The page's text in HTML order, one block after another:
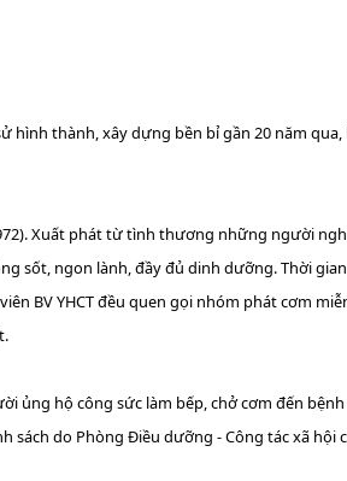
hình thành, xây dựng bền bỉ gần 20 năm
Xuất phát từ tình thương những người
sốt, ngon lành, đầy đủ dinh dưỡng. Thời
BV YHCT đều quen gọi nhóm phát cơm
hộ công sức làm bếp, chở cơm đến
do Phòng Điều dưỡng - Công tác xã hội